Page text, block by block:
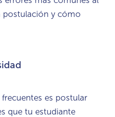
postulación y cómo
es postular
que tu estudiante